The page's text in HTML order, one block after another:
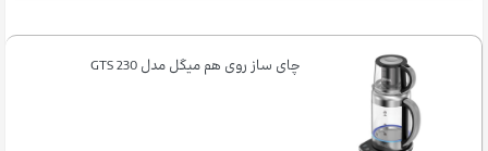
چای ساز روی هم میگل مدل GTS 230